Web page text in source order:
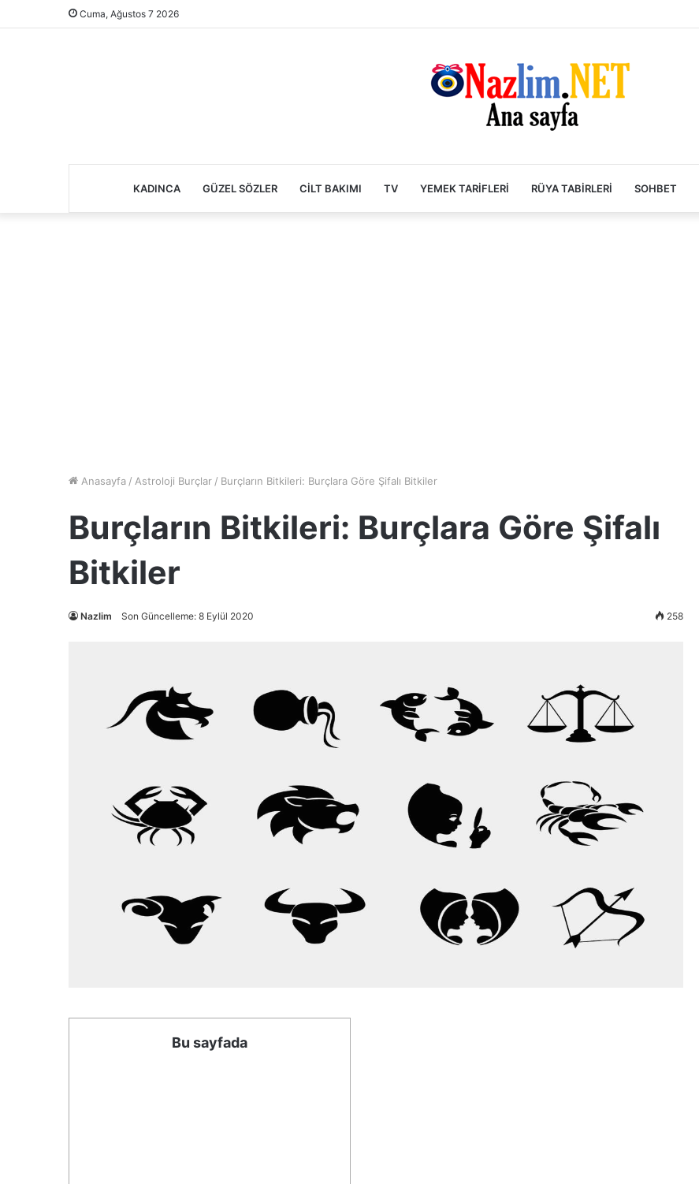
Cuma, Ağustos 7 2026
KADINCA GÜZEL SÖZLER CILT BAKIMI TV YEMEK TARIFLERI RÜYA TABIRLERI SOHBET
Anasayfa / Astroloji Burçlar / Burçların Bitkileri: Burçlara Göre Şifalı Bitkiler
Burçların Bitkileri: Burçlara Göre Şifalı
Bitkiler
Nazlim Son Güncelleme: 8 Eylül 2020 258
Bu sayfada